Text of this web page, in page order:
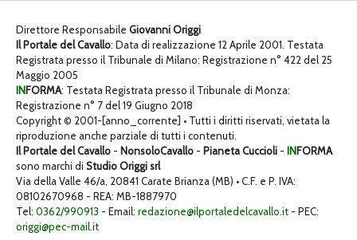
Direttore Responsabile Giovanni Origgi
Il Portale del Cavallo: Data di realizzazione 12 Aprile 2001. Testata
Registrata presso il Tribunale di Milano: Registrazione n° 422 del 25
Maggio 2005
INFORMA: Testata Registrata presso il Tribunale di Monza:
Registrazione n° 7 del 19 Giugno 2018
Copyright © 2001-[anno_corrente] • Tutti i diritti riservati, vietata la
riproduzione anche parziale di tutti i contenuti.
Il Portale del Cavallo - NonsoloCavallo - Pianeta Cuccioli - INFORMA
sono marchi di Studio Origgi srl
Via della Valle 46/a, 20841 Carate Brianza (MB) • C.F. e P. IVA:
08102670968 - REA: MB-1887970
Tel: 0362/990913 - Email: redazione@ilportaledelcavallo.it - PEC:
origgi@pec-mail.it